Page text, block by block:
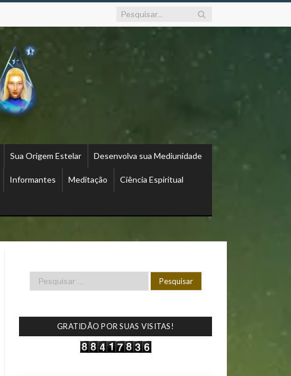
Sua Origem Estelar Desenvolva sua Mediunidade
Informantes Meditação Ciência Espiritual
GRATIDÃO POR SUAS VISITAS!